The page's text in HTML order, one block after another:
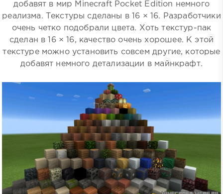
добавят в мир Minecraft Pocket Edition немного
реализма. Текстуры сделаны в 16 × 16. Разработчики
очень четко подобрали цвета. Хоть текстур-пак
сделан в 16 × 16, качество очень хорошее. К этой
текстуре можно установить совсем другие, которые
добавят немного детализации в майнкрафт.